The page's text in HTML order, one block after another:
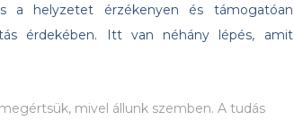
a helyzetet érzékenyen és támogatóan
érdekében. Itt van néhány lépés, amit
mivel állunk szemben. A tudás